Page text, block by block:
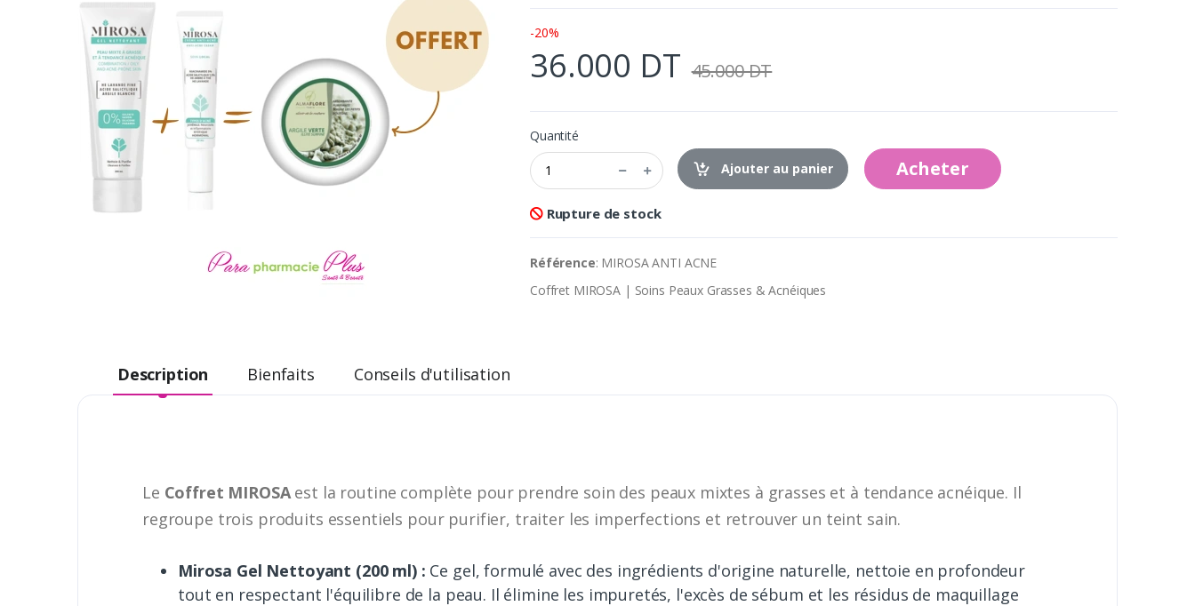
-20%
36.000 DT 45.000 DT
Quantité
Ajouter au panier
Acheter
Rupture de stock
Référence: MIROSA ANTI ACNE
Coffret MIROSA | Soins Peaux Grasses & Acnéiques
Description Bienfaits Conseils d'utilisation
Le Coffret MIROSAest la routine complète pour prendre soin des peaux mixtes à grasses et à tendance acnéique. Il
regroupe trois produits essentiels pour purifier, traiter les imperfections et retrouver un teint sain.
Mirosa Gel Nettoyant (200 ml) : Ce gel, formulé avec des ingrédients d'origine naturelle, nettoie en profondeur
tout en respectant l'équilibre de la peau. Il élimine les impuretés, l'excès de sébum et les résidus de maquillage